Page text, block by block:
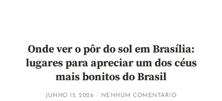
Onde ver o pôr do sol em Brasília:
lugares para apreciar um dos céus
mais bonitos do Brasil
JUNHO 15, 2026
NENHUM COMENTÁRIO